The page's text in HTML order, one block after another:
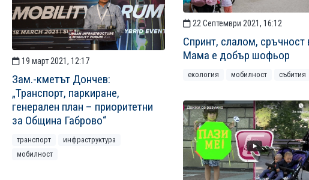
22 Септември 2021, 16:12
Спринт, слалом, сръчност
Мама е добър шофьор
екология мобилност събития
19 март 2021, 12:17
Зам.-кметът Дончев:
„Транспорт, паркиране,
генерален план – приоритетни
за Община Габрово“
транспорт
инфраструктура
мобилност